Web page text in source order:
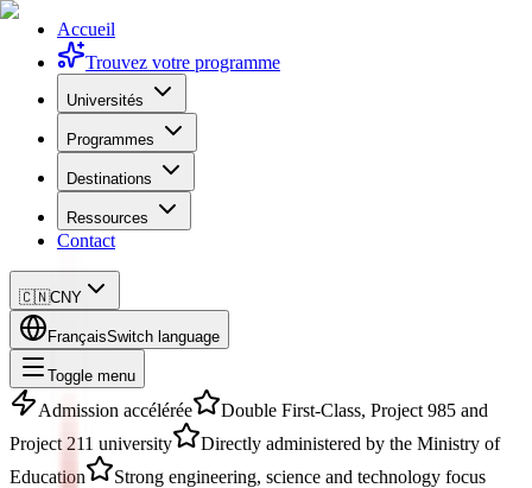
Accueil
Trouvez votre programme
Universités
Programmes
Destinations
Ressources
Contact
🇨🇳CNY
FrançaisSwitch language
Toggle menu
Admission accélérée
Double First-Class, Project 985 and
Project 211 university
Directly administered by the Ministry of
Education
Strong engineering, science and technology focus